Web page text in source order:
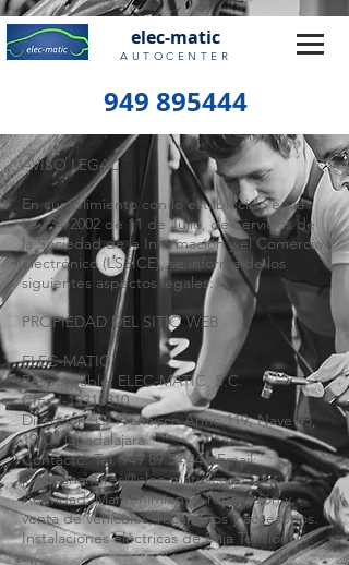
elec-matic
AUTOCENTER
949 895444
AVISO LEGAL
En cumplimiento con lo establecido en la
Ley 34/2002 de 11 de Julio, de Servicios de
la Sociedad de la Información y el Comercio
Electrónico (LSSICE), se informa de los
siguientes aspectos legales:
PROPIEDAD DEL SITIO WEB
ELEC-MATIC
Responsable: ELEC-MATIC, S.C.
CIF: J-19318310
Dirección: C/ Francisco Aritio 119, Nave 43,
19004 Guadalajara
Contacto: Tel.949 89 54 44- Email:
juan.sanandres@elec-matic.com
Actividad: Mantenimiento, reparación y
venta de vehículos, recambios y accesorios.
Instalaciones eléctricas de Baja Tensión.